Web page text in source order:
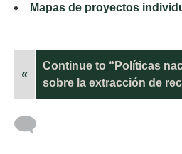
Mapas de proyectos
«
Continue to “Políticas
sobre la extracción de